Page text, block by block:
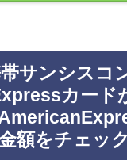
サンシスコ
カード
額をチェッ